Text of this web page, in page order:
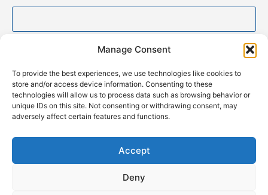
Manage Consent
To provide the best experiences, we use technologies like cookies to
store and/or access device information. Consenting to these
technologies will allow us to process data such as browsing behavior or
unique IDs on this site. Not consenting or withdrawing consent, may
adversely affect certain features and functions.
Accept
Deny
Elolvastam és elfogadom afelhasználási
feltételeket